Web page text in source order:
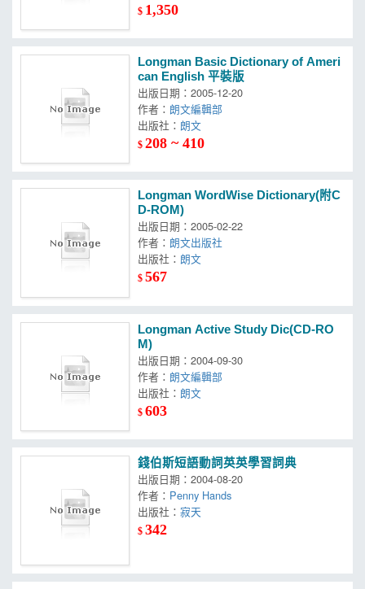
$ 1,350
Longman Basic Dictionary of Ameri
can English 平裝版
出版日期：2005-12-20
作者： 朗文編輯部
出版社：
$208 ~ 410
Longman WordWise Dictionary(附C
D-ROM)
出版日期：2005-02-22
作者： 朗文出版社
出版社：
$567
Longman Active Study Dic(CD-RO
M)
出版日期：2004-09-30
作者： 朗文編輯部
出版社：
$603
錢伯斯短語動詞英英學習詞典
出版日期：2004-08-20
作者： Penny Hands
出版社：
$342